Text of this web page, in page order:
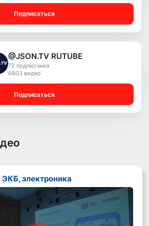
Подписаться
@JSON.TV RUTUBE
72 подписчика
6603 видео
Подписаться
ЭКБ, электроника